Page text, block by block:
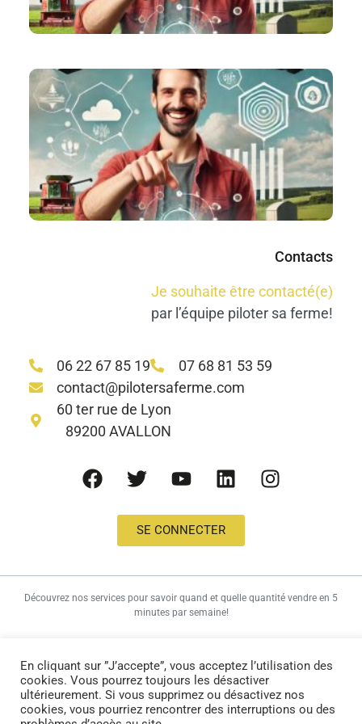
Contacts
Je souhaite être contacté(e)
par l’équipe piloter sa ferme!
06 22 67 85 19
07 68 81 53 59
contact@pilotersaferme.com
60 ter rue de Lyon
89200 AVALLON
SE CONNECTER
Nous utilisons des cookies.Notre politique de cookies et de confidentialité
Mentions Légales
Découvrez nos services pour savoir quand et quelle quantité vendre en 5
minutes par semaine!
En cliquant sur ”J’accepte”, vous acceptez l’utilisation des
cookies. Vous pourrez toujours les désactiver
ultérieurement. Si vous supprimez ou désactivez nos
cookies, vous pourriez rencontrer des interruptions ou des